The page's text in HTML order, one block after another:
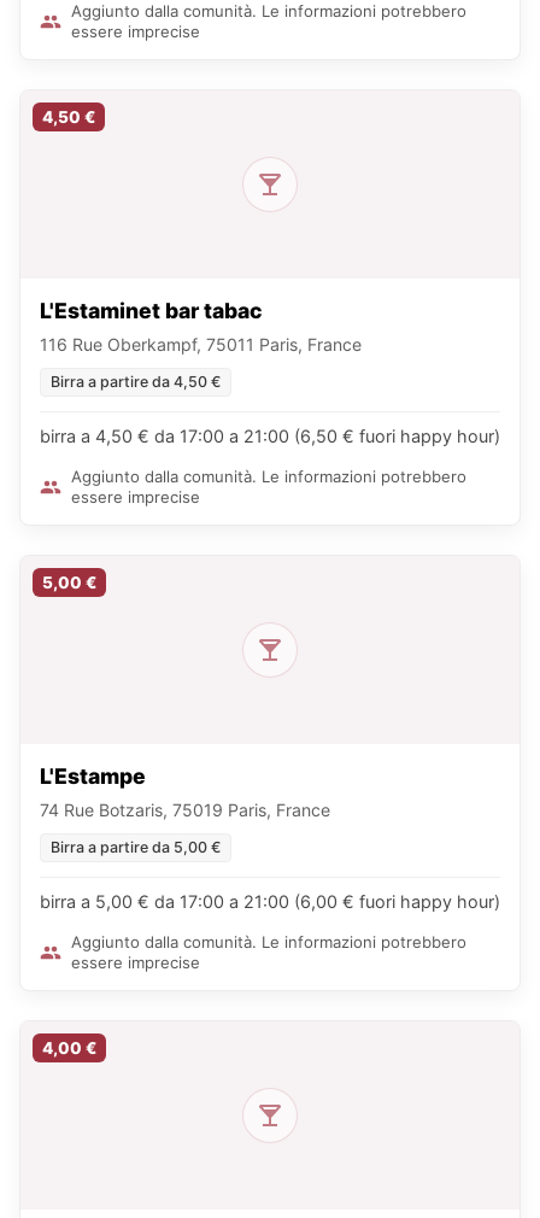
Aggiunto dalla comunità. Le informazioni potrebbero
essere imprecise
4,50 €
L'Estaminet bar tabac
116 Rue Oberkampf, 75011 Paris, France
Birra a partire da 4,50 €
birra a 4,50 € da 17:00 a 21:00 (6,50 € fuori happy hour)
Aggiunto dalla comunità. Le informazioni potrebbero
essere imprecise
5,00 €
L'Estampe
74 Rue Botzaris, 75019 Paris, France
Birra a partire da 5,00 €
birra a 5,00 € da 17:00 a 21:00 (6,00 € fuori happy hour)
Aggiunto dalla comunità. Le informazioni potrebbero
essere imprecise
4,00 €